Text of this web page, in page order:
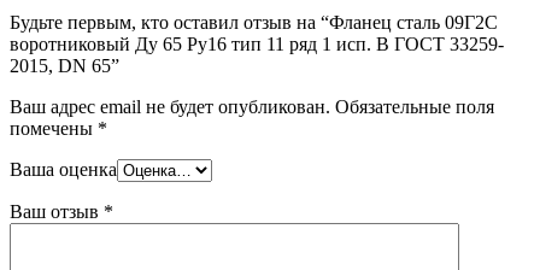
медная
Круг
медный
Лента
медная
Круг
резьбовые
латунные
Фитинги
Фитинги
Труба ВГП
Будьте первым, кто оставил отзыв на “Фланец сталь 09Г2С
воротниковый Ду 65 Ру16 тип 11 ряд 1 исп. B ГОСТ 33259-
2015, DN 65”
Ваш адрес email не будет опубликован. Обязательные поля
помечены *
Ваша оценка
Ваш отзыв *